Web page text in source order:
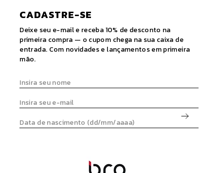
CADASTRE-SE
Deixe seu e-mail e receba 10% de desconto na
primeira compra — o cupom chega na sua caixa de
entrada. Com novidades e lançamentos em primeira
mão.